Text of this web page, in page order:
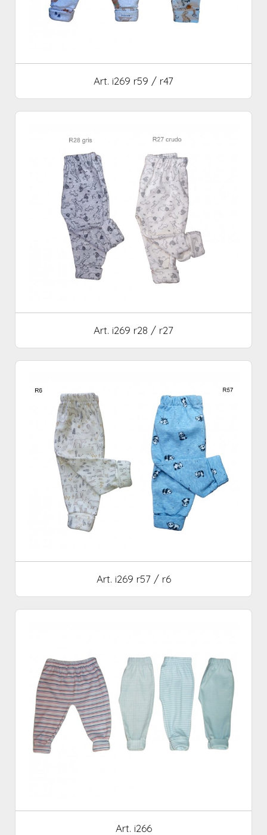
Art. i269 r59 / r47
Art. i269 r28 / r27
Art. i269 r57 / r6
Art. i266